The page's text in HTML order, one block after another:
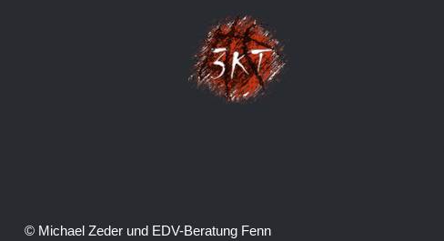
© Michael Zeder und EDV-Beratung Fenn